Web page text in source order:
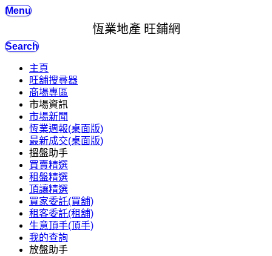
Menu
恆業地產 旺鋪網
Search
主頁
旺舖搜尋器
商場專區
市場資訊
市場新聞
恆業週報(桌面版)
最新成交(桌面版)
搵盤助手
買賣精選
租盤精選
頂讓精選
買家委託(買舖)
租客委託(租舖)
生意頂手(頂手)
我的查詢
放盤助手